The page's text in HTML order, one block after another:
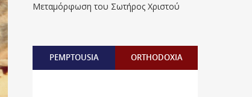
Μεταμόρφωση του Σωτήρος Χριστού
PEMPTOUSIA ORTHODOXIA